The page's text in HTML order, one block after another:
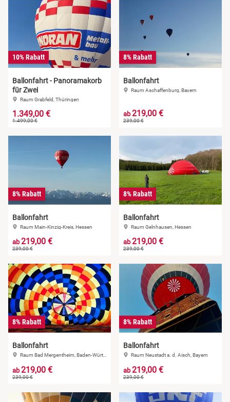
10% Rabatt
Ballonfahrt - Panoramakorb
für Zwei
Raum Grabfeld, Thüringen
1.349,00 €
1.499,00 €
8% Rabatt
Ballonfahrt
Raum Aschaffenburg, Bayern
ab219,00 €
239,00 €
8% Rabatt
Ballonfahrt
Raum Main-Kinzig-Kreis, Hessen
ab219,00 €
239,00 €
8% Rabatt
Ballonfahrt
Raum Gelnhausen, Hessen
ab219,00 €
239,00 €
8% Rabatt
Ballonfahrt
Raum Bad Mergentheim, Baden-Württemberg
ab219,00 €
239,00 €
8% Rabatt
Ballonfahrt
Raum Neustadt a. d. Aisch, Bayern
ab219,00 €
239,00 €